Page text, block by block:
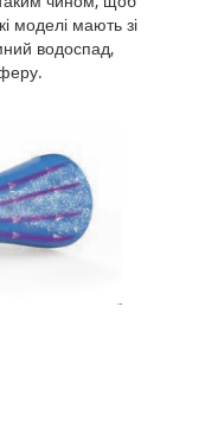
моделі мають зі
водоспад,